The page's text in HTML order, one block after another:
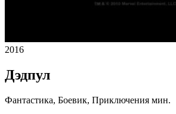
2016
Дэдпул
Фантастика, Боевик, Приключения мин.